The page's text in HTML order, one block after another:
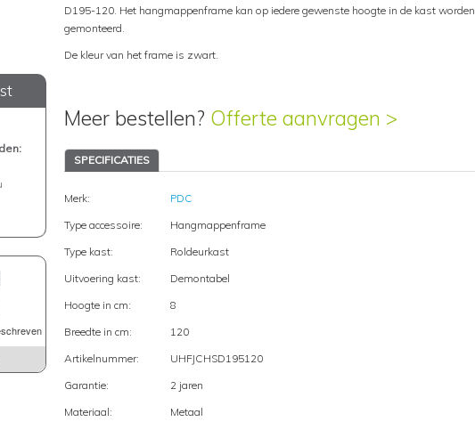
D195-120. Het hangmappenframe kan op iedere gewenste hoogte in de kast worden
gemonteerd.
De kleur van het frame is zwart.
Meer bestellen? Offerte aanvragen >
SPECIFICATIES
Merk:
PDC
Type accessoire:
Hangmappenframe
Type kast:
Roldeurkast
Uitvoering kast:
Demontabel
Hoogte in cm:
8
Breedte in cm:
120
Artikelnummer:
UHFJCHSD195120
Garantie:
2 jaren
Materiaal:
Metaal